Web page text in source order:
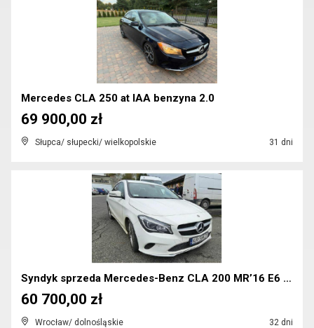
Mercedes CLA 250 at IAA benzyna 2.0
Słupca/ słupecki/ wielkopolskie 31 dni
69 900,00 zł
Syndyk sprzeda Mercedes-Benz CLA 200 MR’16 E6 117
Wrocław/ dolnośląskie 32 dni
60 700,00 zł